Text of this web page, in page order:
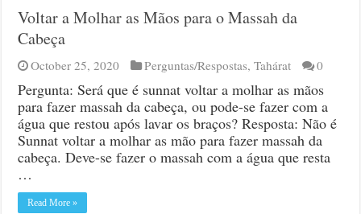
Voltar a Molhar as Mãos para o Massah da
Cabeça
October 25, 2020 Perguntas/Respostas,Tahárat 0
Pergunta: Será que é sunnat voltar a molhar as mãos
para fazer massah da cabeça, ou pode-se fazer com a
água que restou após lavar os braços? Resposta: Não é
Sunnat voltar a molhar as mão para fazer massah da
cabeça. Deve-se fazer o massah com a água que resta
…
Read More »